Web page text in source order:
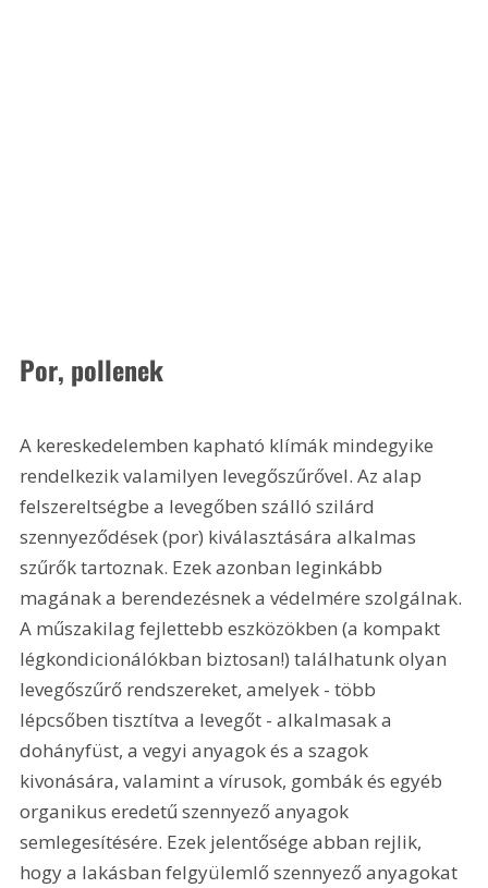
Por, pollenek
A kereskedelemben kapható klímák mindegyike
rendelkezik valamilyen levegőszűrővel. Az alap
felszereltségbe a levegőben szálló szilárd
szennyeződések (por) kiválasztására alkalmas
szűrők tartoznak. Ezek azonban leginkább
magának a berendezésnek a védelmére szolgálnak.
A műszakilag fejlettebb eszközökben (a kompakt
légkondicionálókban biztosan!) találhatunk olyan
levegőszűrő rendszereket, amelyek - több
lépcsőben tisztítva a levegőt - alkalmasak a
dohányfüst, a vegyi anyagok és a szagok
kivonására, valamint a vírusok, gombák és egyéb
organikus eredetű szennyező anyagok
semlegesítésére. Ezek jelentősége abban rejlik,
hogy a lakásban felgyülemlő szennyező anyagokat